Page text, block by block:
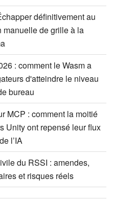
définitivement au
manuelle de grille à la
: comment le Wasm a
d'atteindre le niveau
bureau
MCP : comment la moitié
Unity ont repensé leur flux
l’IA
du RSSI : amendes,
et risques réels